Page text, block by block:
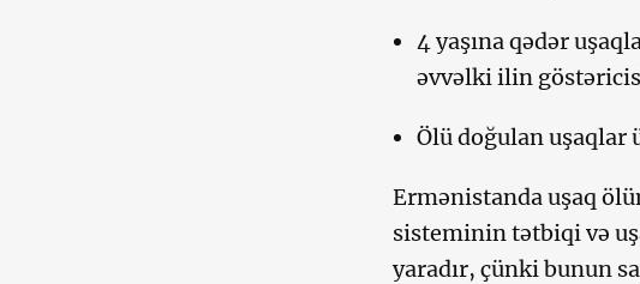
4 yaşına qədər
əvvəlki ilin
Ölü doğulan uşaqlar
Ermənistanda uşaq
sisteminin tətbiqi və
yaradır, çünki bunun